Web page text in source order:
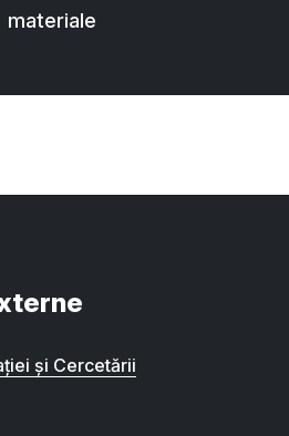
materiale
și Cercetării